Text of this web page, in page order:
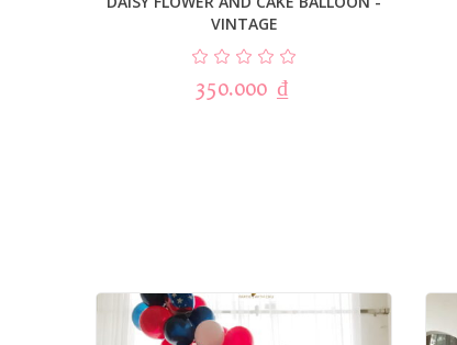
VINTAGE
350.000 ₫